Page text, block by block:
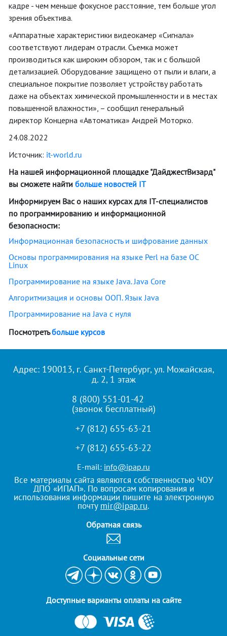
кадре - чем меньше фокусное расстояние, тем больше угол
зрения объектива.
«Аппаратные характеристики видеокамер «Сигнала»
соответствуют лидерам отрасли. Съемка может
производиться как широким обзором, так и с большой
детализацией. Оборудование защищено от пыли и влаги, а
специальное покрытие позволяет устройству работать
даже на объектах химической промышленности и в местах
повышенной влажности», – сообщил генеральный
директор Концерна «Автоматика» Андрей Моторко.
24.08.2022
Источник: it-world.ru
На нашей информационной площадке "ДайджестВизард"
вы сможете найти больше новостей IT
Информируем Вас о наших курсах для IT-специалистов
по программированию и информационной
безопасности:
Информационная безопасность и шифрование данных
Основы программирования на языке Perl на базе OC
Linux
Программирование на языке Java. Java Core
Алгоритмизация и основы ООП. Язык Java
Программирование на Java с нуля
Посмотретьбольше курсов
Адрес: 190013, г. Санкт-Петербург, ул. Можайская,
д. 2, 1 этаж
8 (800) 551-01-42
(звонок бесплатный)
+7 (812) 655-63-21
+7 (812) 655-63-22
E-mail: info@ipap.ru
Все материалы сайта являются собственностью ЧОУ
ДПО «ИПАП». По вопросам копирования и
использования информации пишите на электронную
почту mir@ipap.ru.
Обратная связь
Cоциальные сети
Доступные варианты оплаты на сайте